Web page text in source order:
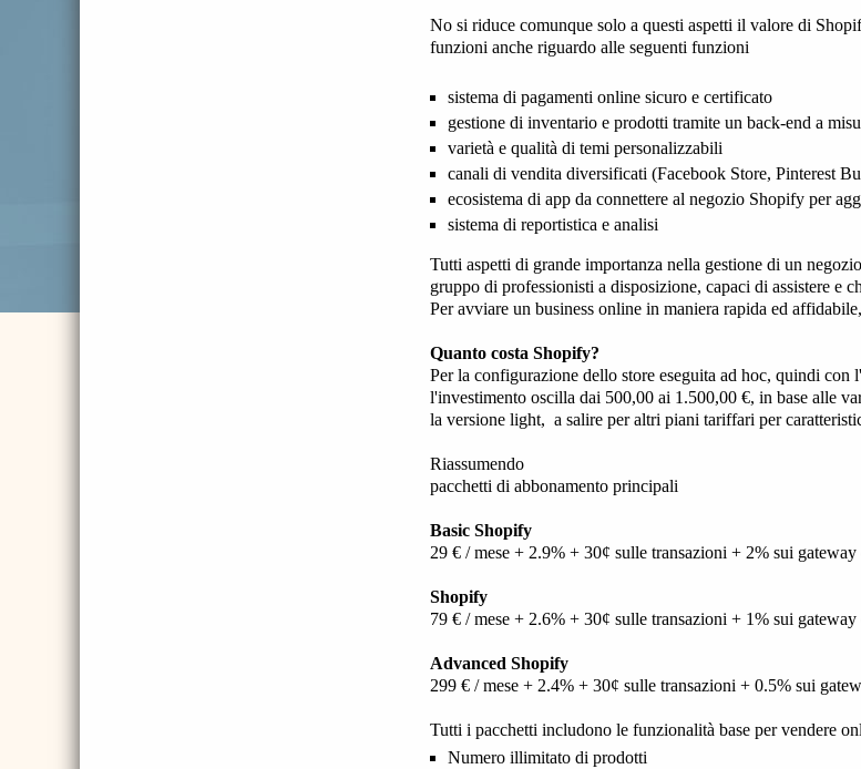
No si riduce comunque solo a questi aspetti il valore di
funzioni anche riguardo alle seguenti funzioni
sistema di pagamenti online sicuro e certificato
gestione di inventario e prodotti tramite un back-end a
varietà e qualità di temi personalizzabili
canali di vendita diversificati (Facebook Store, Pinterest
ecosistema di app da connettere al negozio Shopify per
sistema di reportistica e analisi
Tutti aspetti di grande importanza nella gestione di un
gruppo di professionisti a disposizione, capaci di assistere e
Per avviare un business online in maniera rapida ed
Quanto costa Shopify?
Per la configurazione dello store eseguita ad hoc, quindi
l'investimento oscilla dai 500,00 ai 1.500,00 €, in base alle
la versione light, a salire per altri piani tariffari per
Riassumendo
pacchetti di abbonamento principali
Basic Shopify
29 € / mese + 2.9% + 30¢ sulle transazioni + 2% sui
Shopify
79 € / mese + 2.6% + 30¢ sulle transazioni + 1% sui
Advanced Shopify
299 € / mese + 2.4% + 30¢ sulle transazioni + 0.5% sui
Tutti i pacchetti includono le funzionalità base per vendere
Numero illimitato di prodotti